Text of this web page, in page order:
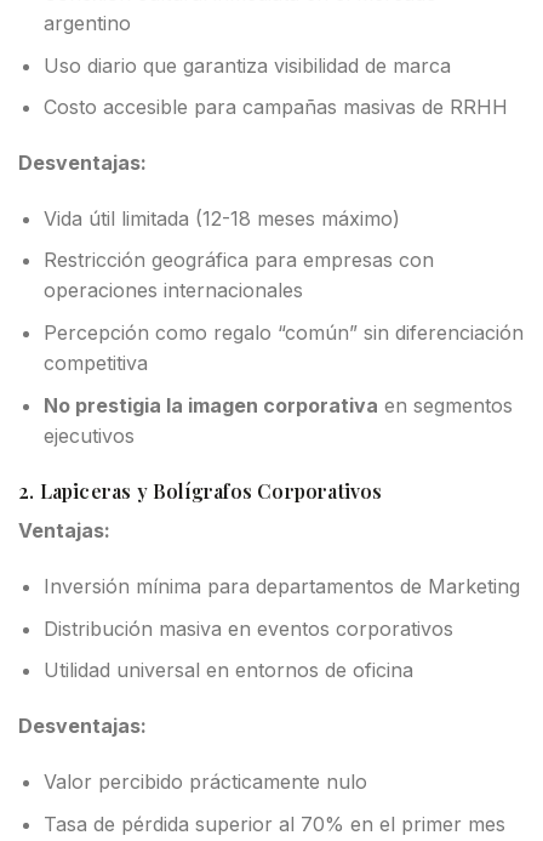
argentino
Uso diario que garantiza visibilidad de marca
Costo accesible para campañas masivas de RRHH
Desventajas:
Vida útil limitada (12-18 meses máximo)
Restricción geográfica para empresas con
operaciones internacionales
Percepción como regalo “común” sin diferenciación
competitiva
No prestigia la imagen corporativa en segmentos
ejecutivos
2. Lapiceras y Bolígrafos Corporativos
Ventajas:
Inversión mínima para departamentos de Marketing
Distribución masiva en eventos corporativos
Utilidad universal en entornos de oficina
Desventajas:
Valor percibido prácticamente nulo
Tasa de pérdida superior al 70% en el primer mes